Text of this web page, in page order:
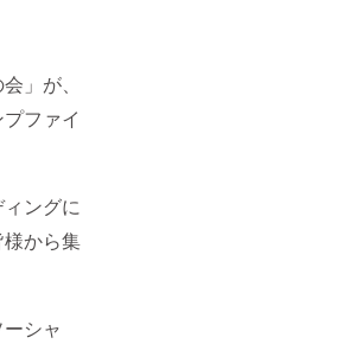
」が、
ファイ
ングに
から集
シャ